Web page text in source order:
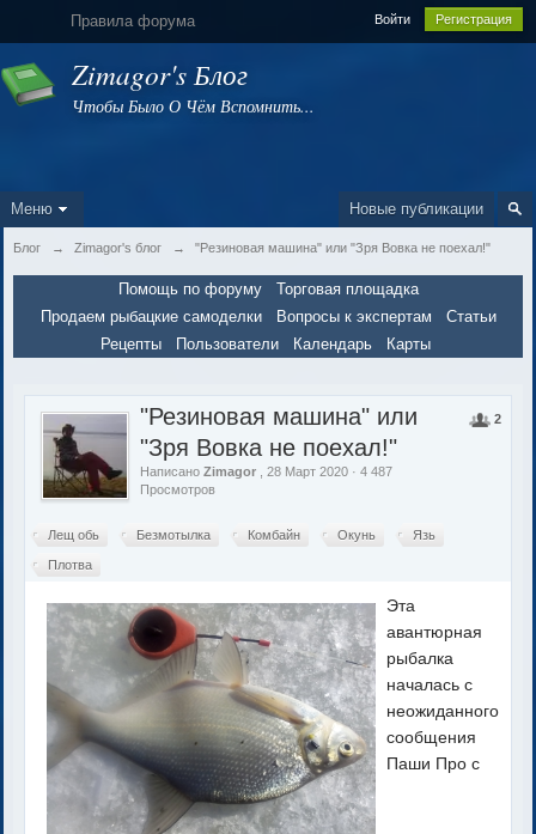
Правила форума Войти Регистрация
Zimagor's Блог
Чтобы Было О Чём Вспомнить...
Новые публикации
Меню
Блог → Zimagor's блог → "Резиновая машина" или "Зря Вовка не поехал!"
Помощь по форуму
Торговая площадка
Продаем рыбацкие самоделки
Вопросы к экспертам
Статьи
Рецепты
Пользователи Календарь Карты
2
"Резиновая машина" или
"Зря Вовка не поехал!"
НаписаноZimagor
, 28 Март 2020 · 4 487
Просмотров
Лещ обь Безмотылка Комбайн Окунь Язь
Плотва
Эта
авантюрная
рыбалка
началась с
неожиданного
сообщения
Паши Про с